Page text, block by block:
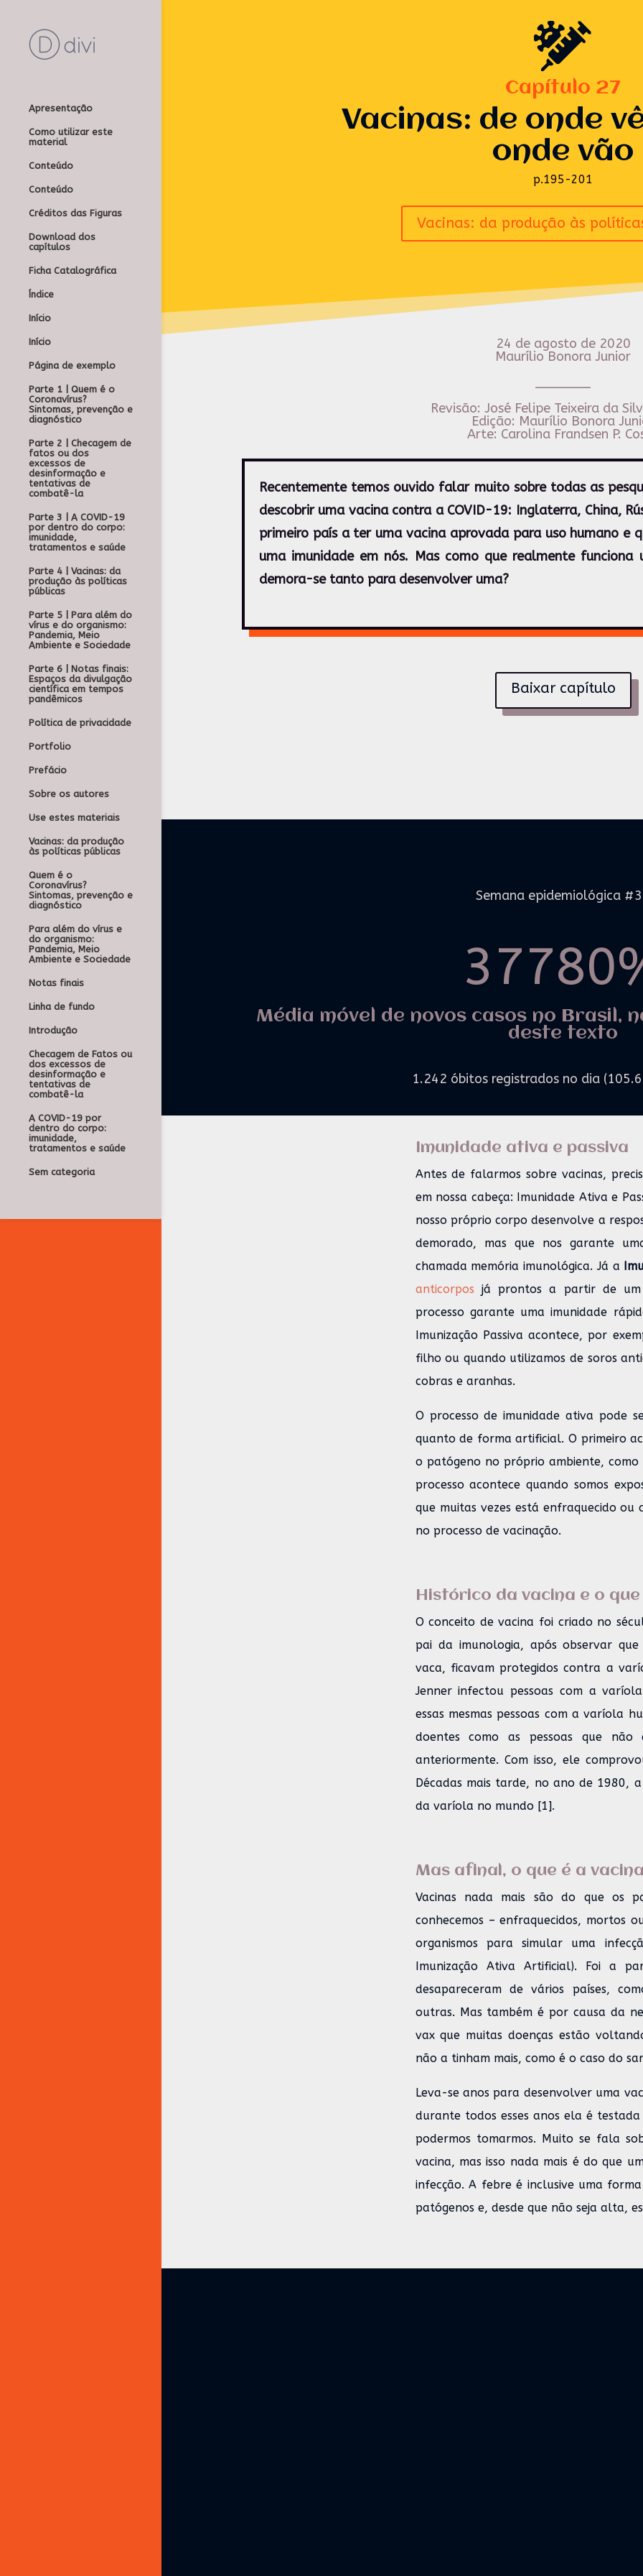
Apresentação
Como utilizar este
material
Conteúdo
Conteúdo
Créditos das Figuras
Download dos
capítulos
Ficha Catalográfica
Índice
Início
Início
Página de exemplo
Parte 1 | Quem é o
Coronavírus?
Sintomas, prevenção e
diagnóstico
Parte 2 | Checagem de
fatos ou dos
excessos de
desinformação e
tentativas de
combatê-la
Parte 3 | A COVID-19
por dentro do corpo:
imunidade,
tratamentos e saúde
Parte 4 | Vacinas: da
produção às políticas
públicas
Parte 5 | Para além do
vírus e do organismo:
Pandemia, Meio
Ambiente e Sociedade
Parte 6 | Notas finais:
Espaços da divulgação
científica em tempos
pandêmicos
Política de privacidade
Portfolio
Prefácio
Sobre os autores
Use estes materiais
Vacinas: da produção
às políticas públicas
Quem é o
Coronavírus?
Sintomas, prevenção e
diagnóstico
Para além do vírus e
do organismo:
Pandemia, Meio
Ambiente e Sociedade
Notas finais
Linha de fundo
Introdução
Checagem de Fatos ou
dos excessos de
desinformação e
tentativas de
combatê-la
A COVID-19 por
dentro do corpo:
imunidade,
tratamentos e saúde
Sem categoria
Capítulo 27
Vacinas: de onde
onde vão
p.195-201
Vacinas: da produção às
24 de agosto de 2020
Maurílio Bonora Junior
Revisão: José Felipe Teixeira da
Edição: Maurílio Bonora
Arte: Carolina Frandsen P.
Recentemente temos ouvido falar muito sobre todas as
descobrir uma vacina contra a COVID-19: Inglaterra, China,
primeiro país a ter uma vacina aprovada para uso humano e
uma imunidade em nós. Mas como que realmente
demora-se tanto para desenvolver uma?
Baixar capítulo
Semana epidemiológica
37780
Média móvel de novos casos no Brasil,
deste texto
1.242 óbitos registrados no dia
Imunidade ativa e passiva
Antes de falarmos sobre vacinas,
em nossa cabeça: Imunidade Ativa e
nosso próprio corpo desenvolve a
demorado, mas que nos garante
chamada memória imunológica. Já a
anticorpos já prontos a partir de um
processo garante uma imunidade
Imunização Passiva acontece, por
filho ou quando utilizamos de soros
cobras e aranhas.
O processo de imunidade ativa pode
quanto de forma artificial. O primeiro
o patógeno no próprio ambiente, como
processo acontece quando somos
que muitas vezes está enfraquecido
no processo de vacinação.
Histórico da vacina e o
O conceito de vacina foi criado no
pai da imunologia, após observar
vaca, ficavam protegidos contra a
Jenner infectou pessoas com a
essas mesmas pessoas com a varíola
doentes como as pessoas que
anteriormente. Com isso, ele
Décadas mais tarde, no ano de 1980,
da varíola no mundo [1].
Mas afinal, o que é a
Vacinas nada mais são do que os
conhecemos – enfraquecidos, mortos
organismos para simular uma
Imunização Ativa Artificial). Foi a
desapareceram de vários países,
outras. Mas também é por causa da
vax que muitas doenças estão
não a tinham mais, como é o caso do
Leva-se anos para desenvolver uma
durante todos esses anos ela é
podermos tomarmos. Muito se fala
vacina, mas isso nada mais é do que
infecção. A febre é inclusive uma
patógenos e, desde que não seja alta,